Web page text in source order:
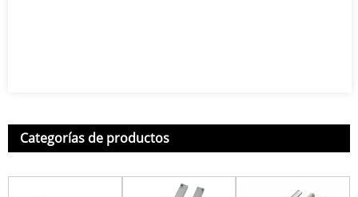
Categorías de productos